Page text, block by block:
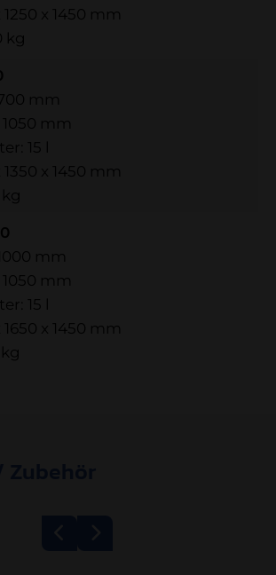
1250 x 1450 mm
kg
mm
mm
15 l
1350 x 1450 mm
mm
mm
15 l
1650 x 1450 mm